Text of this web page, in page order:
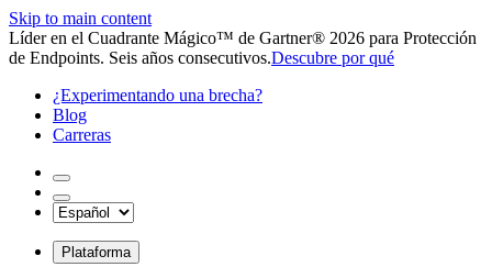
Skip to main content
Líder en el Cuadrante Mágico™ de Gartner® 2026 para Protección
de Endpoints. Seis años consecutivos.Descubre por qué
¿Experimentando una brecha?
Blog
Carreras
Plataforma